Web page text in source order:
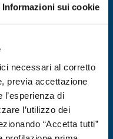
Informazioni sui cookie
necessari al corretto
previa accettazione
l’esperienza di
l’utilizzo dei
“Accetta tutti”
SCOPRI DI PIÙ →
2026